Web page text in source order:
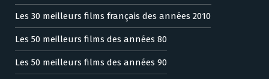
Les 30 meilleurs films français des années 2010
Les 50 meilleurs films des années 80
Les 50 meilleurs films des années 90